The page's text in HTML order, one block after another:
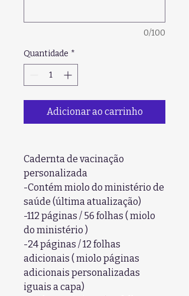
0/100
Quantidade *
Adicionar ao carrinho
Cadernta de vacinação
personalizada
-Contém miolo do ministério de
saúde (última atualização)
-112 páginas / 56 folhas ( miolo
do ministério )
-24 páginas / 12 folhas
adicionais ( miolo páginas
adicionais personalizadas
iguais a capa)